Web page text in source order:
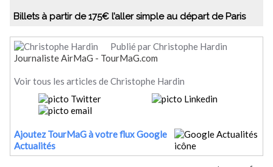
Billets à partir de 175€ l’aller simple au départ de Paris
Publié par Christophe Hardin
Journaliste AirMaG - TourMaG.com
Voir tous les articles de Christophe Hardin
Ajoutez TourMaG à votre flux Google
Actualités